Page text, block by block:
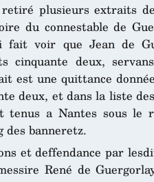
plusieurs extraits
du connestable de
voir que Jean de
cinquante deux,
est une quittance
deux, et dans la liste
tenus a Nantes sous le
des banneretz.
et deffendance par
René de